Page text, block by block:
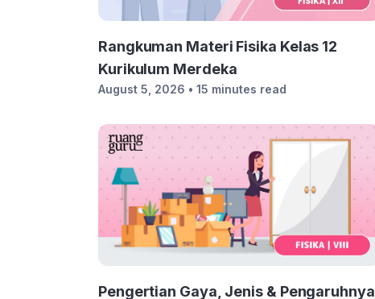
Rangkuman Materi Fisika Kelas 12
Kurikulum Merdeka
August 5, 2026 • 15 minutes read
Pengertian Gaya, Jenis & Pengaruhnya